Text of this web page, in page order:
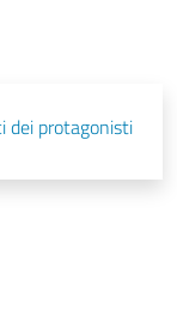
dei protagonisti